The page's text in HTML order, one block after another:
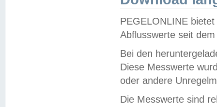
PEGELONLINE
Abflusswerte seit
Bei den
Diese Messwerte
oder andere
Die Messwerte sind